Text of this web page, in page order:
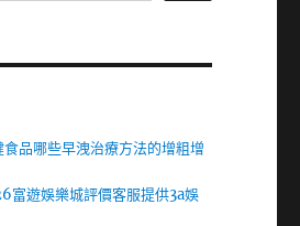
品哪些早洩治療方法的增粗增
富遊娛樂城評價客服提供3a娛